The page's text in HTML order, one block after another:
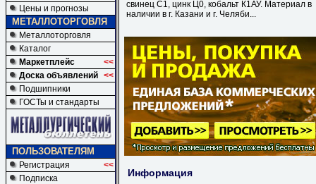
Цены и прогнозы
МЕТАЛЛОТОРГОВЛЯ
Металлоторговля
Каталог
Маркетплейс
<<
Доска объявлений <<
Подшипники
ГОСТы и стандарты
ПОЛЬЗОВАТЕЛЯМ
Регистрация
<<
Подписка
свинец С1, цинк Ц0, кобальт К1АУ. Материал в
наличии в г. Казани и г. Челяби...
Информация